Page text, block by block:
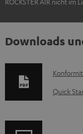
Downloads
D
o
Quick